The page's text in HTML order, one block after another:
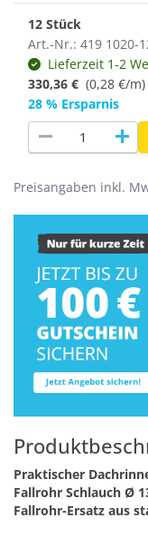
12 Stück
Art.-Nr.: 419 1020-
Lieferzeit 1-2
330,36 € (0,28 €/m)
28 % Ersparnis
remove add
Preisangaben inkl.
Praktischer
Fallrohr Schlauch Ø
Fallrohr-Ersatz aus